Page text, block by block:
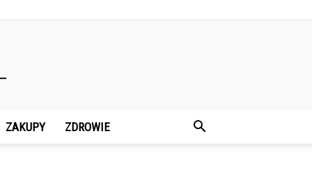
ZAKUPY ZDROWIE